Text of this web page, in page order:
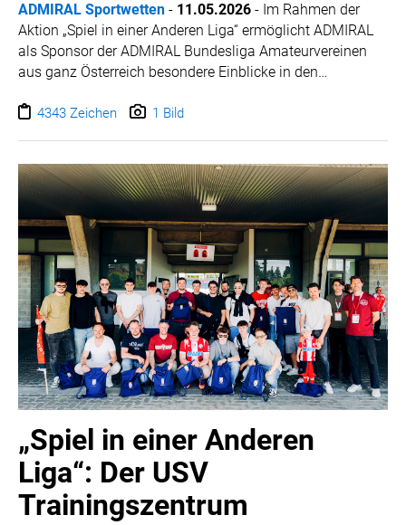
ADMIRAL Sportwetten - 11.05.2026 - Im Rahmen der
Aktion „Spiel in einer Anderen Liga“ ermöglicht ADMIRAL
als Sponsor der ADMIRAL Bundesliga Amateurvereinen
aus ganz Österreich besondere Einblicke in den
die Gelegenheit, einen Spieltag hautnah mitzuerleben und
dem Bezirk Urfahr-Umgebung beim 2:1-Heimsieg des
LASK gegen den FC Red Bull Salzburg zu Gast.
Spieler:innen, Funktionär:innen und Fans konnten dabei
das Geschehen rund um den Spieltag aus einer ganz
neuen Perspektive erleben.
4343 Zeichen 1 Bild
„Spiel in einer Anderen
Liga“: Der USV
Trainingszentrum